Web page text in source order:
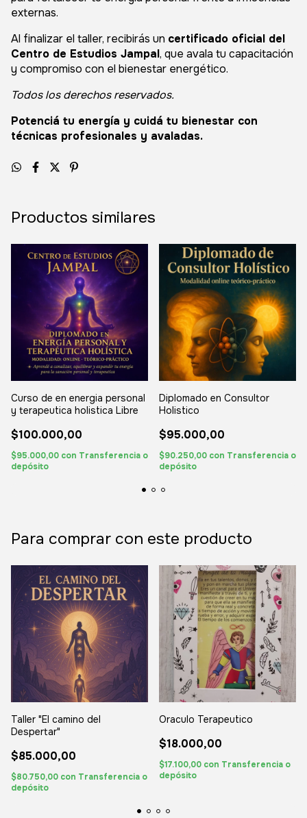
externas.
Al finalizar el taller, recibirás un certificado oficial del
Centro de Estudios Jampal, que avala tu capacitación
y compromiso con el bienestar energético.
Todos los derechos reservados.
Potenciá tu energía y cuidá tu bienestar con
técnicas profesionales y avaladas.
Productos similares
Curso de en energia personal
y terapeutica holistica Libre
$100.000,00
$95.000,00 con Transferencia o
depósito
Diplomado en Consultor
Holistico
$95.000,00
$90.250,00 con Transferencia o
depósito
Para comprar con este producto
Taller "El camino del
Despertar"
$85.000,00
$80.750,00 con Transferencia o
depósito
Oraculo Terapeutico
$18.000,00
$17.100,00 con Transferencia o
depósito